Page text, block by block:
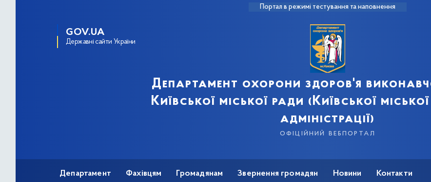
Портал в режимі тестування та наповнення
GOV.UA
Державні сайти України
Департамент охорони здоров'я
Київської міської ради (Київської
адміністрації)
офіційний вебпортал
Департамент Фахівцям Громадянам Звернення громадян Новини Контакти